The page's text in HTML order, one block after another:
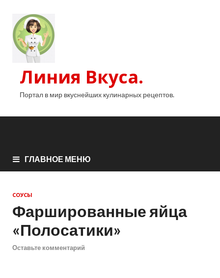
Линия Вкуса.
Портал в мир вкуснейших кулинарных рецептов.
ГЛАВНОЕ МЕНЮ
СОУСЫ
Фаршированные яйца
«Полосатики»
Оставьте комментарий